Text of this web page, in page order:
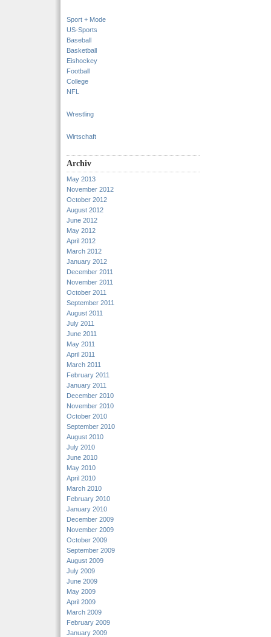
Sport + Mode
US-Sports
Baseball
Basketball
Eishockey
Football
College
NFL
Wrestling
Wirtschaft
Archiv
May 2013
November 2012
October 2012
August 2012
June 2012
May 2012
April 2012
March 2012
January 2012
December 2011
November 2011
October 2011
September 2011
August 2011
July 2011
June 2011
May 2011
April 2011
March 2011
February 2011
January 2011
December 2010
November 2010
October 2010
September 2010
August 2010
July 2010
June 2010
May 2010
April 2010
March 2010
February 2010
January 2010
December 2009
November 2009
October 2009
September 2009
August 2009
July 2009
June 2009
May 2009
April 2009
March 2009
February 2009
January 2009